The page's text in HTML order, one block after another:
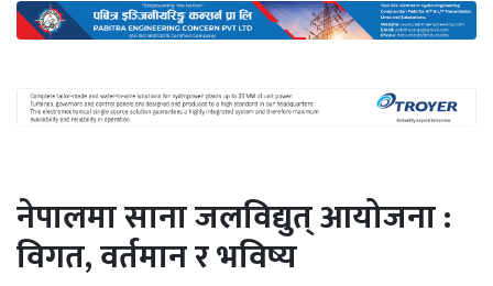
ऊर्जा
दक्षता
खबर
हरित
नेपालमा साना जलविद्युत् आयोजना :
विगत, वर्तमान र भविष्य